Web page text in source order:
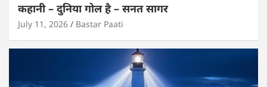
कहानी – दुनिया गोल है – सनत सागर
July 11, 2026 Bastar Paati